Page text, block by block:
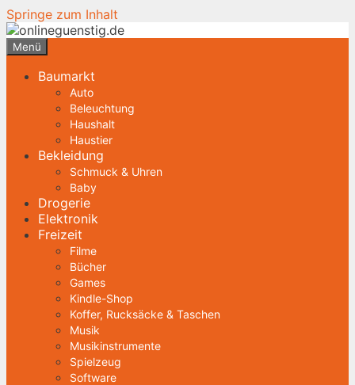
Springe zum Inhalt
Menü
Baumarkt
Auto
Beleuchtung
Haushalt
Haustier
Bekleidung
Schmuck & Uhren
Baby
Drogerie
Elektronik
Freizeit
Filme
Bücher
Games
Kindle-Shop
Koffer, Rucksäcke & Taschen
Musik
Musikinstrumente
Spielzeug
Software